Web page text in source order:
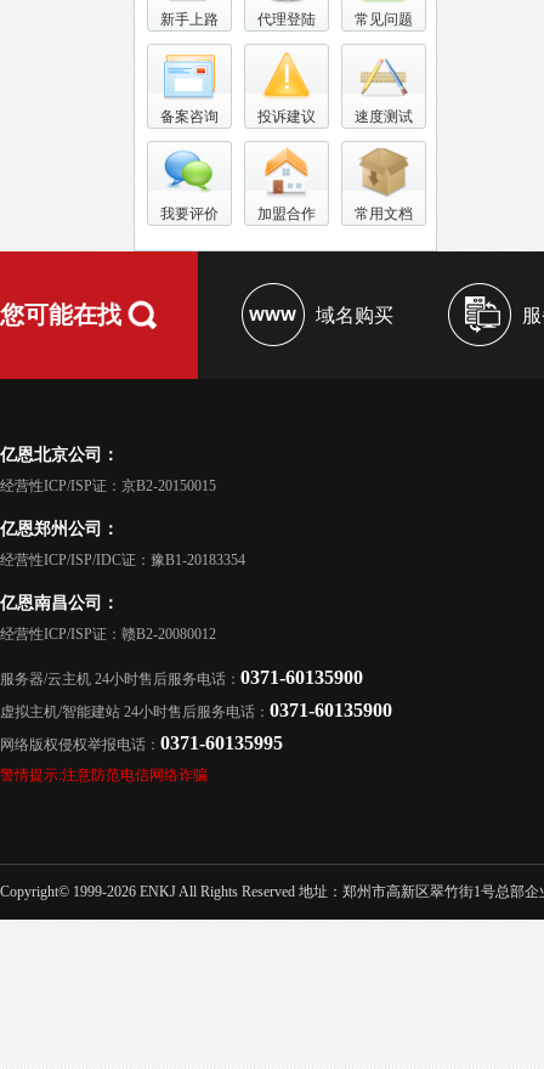
新手上路 代理登陆 常见问题
备案咨询 投诉建议 速度测试
我要评价 加盟合作 常用文档
您可能在找 域名购买
亿恩北京公司：
经营性ICP/ISP证：京B2-20150015
亿恩郑州公司：
经营性ICP/ISP/IDC证：豫B1-20183354
亿恩南昌公司：
经营性ICP/ISP证：赣B2-20080012
服务器/云主机 24小时售后服务电话： 0371-60135900
虚拟主机/智能建站 24小时售后服务电话： 0371-60135900
网络版权侵权举报电话： 0371-60135995
警情提示:注意防范电信网络诈骗
Copyright© 1999-2026 ENKJ All Rights Reserved 地址：郑州市高新区翠竹街1号